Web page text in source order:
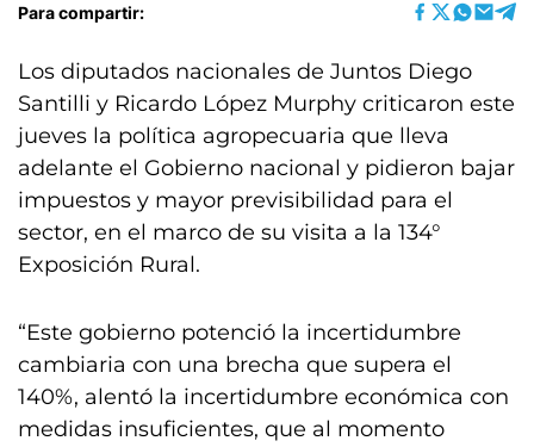
Para compartir:
Los diputados nacionales de Juntos Diego
Santilli y Ricardo López Murphy criticaron este
jueves la política agropecuaria que lleva
adelante el Gobierno nacional y pidieron bajar
impuestos y mayor previsibilidad para el
sector, en el marco de su visita a la 134°
Exposición Rural.
“Este gobierno potenció la incertidumbre
cambiaria con una brecha que supera el
140%, alentó la incertidumbre económica con
medidas insuficientes, que al momento